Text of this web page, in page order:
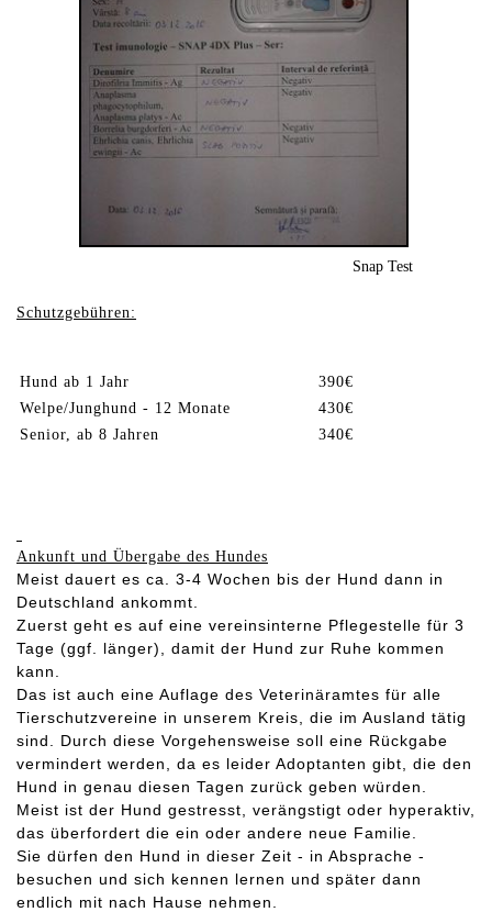
Snap Test
Schutzgebühren:
Hund ab 1 Jahr
390€
Welpe/Junghund - 12 Monate
430€
Senior, ab 8 Jahren
340€
Ankunft und Übergabe des Hundes
Meist dauert es ca. 3-4 Wochen bis der Hund dann in
Deutschland ankommt.
Zuerst geht es auf eine vereinsinterne Pflegestelle für 3
Tage (ggf. länger), damit der Hund zur Ruhe kommen
kann.
Das ist auch eine Auflage des Veterinäramtes für alle
Tierschutzvereine in unserem Kreis, die im Ausland tätig
sind. Durch diese Vorgehensweise soll eine Rückgabe
vermindert werden, da es leider Adoptanten gibt, die den
Hund in genau diesen Tagen zurück geben würden.
Meist ist der Hund gestresst, verängstigt oder hyperaktiv,
das überfordert die ein oder andere neue Familie.
Sie dürfen den Hund in dieser Zeit - in Absprache -
besuchen und sich kennen lernen und später dann
endlich mit nach Hause nehmen.